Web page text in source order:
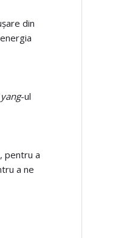
din
yang-ul
pentru a
a ne